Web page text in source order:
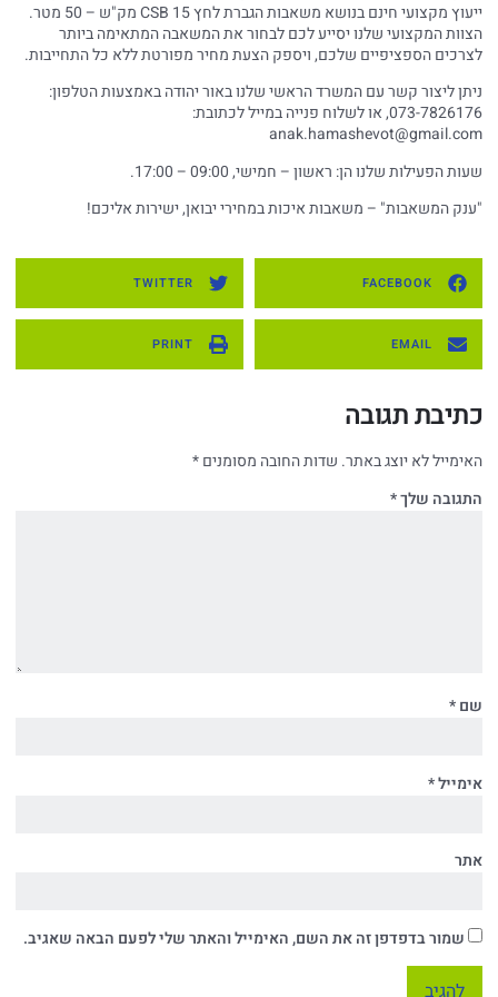
ייעוץ מקצועי חינם בנושא משאבות הגברת לחץ CSB 15 מק"ש – 50 מטר.
הצוות המקצועי שלנו יסייע לכם לבחור את המשאבה המתאימה ביותר
לצרכים הספציפיים שלכם, ויספק הצעת מחיר מפורטת ללא כל התחייבות.
ניתן ליצור קשר עם המשרד הראשי שלנו באור יהודה באמצעות הטלפון:
073-7826176, או לשלוח פנייה במייל לכתובת:
anak.hamashevot@gmail.com
שעות הפעילות שלנו הן: ראשון – חמישי, 09:00 – 17:00.
"ענק המשאבות" – משאבות איכות במחירי יבואן, ישירות אליכם!
FACEBOOK
TWITTER
EMAIL
PRINT
כתיבת תגובה
האימייל לא יוצג באתר. שדות החובה מסומנים*
התגובה שלך*
שם*
אימייל*
אתר
שמור בדפדפן זה את השם, האימייל והאתר שלי לפעם הבאה שאגיב.